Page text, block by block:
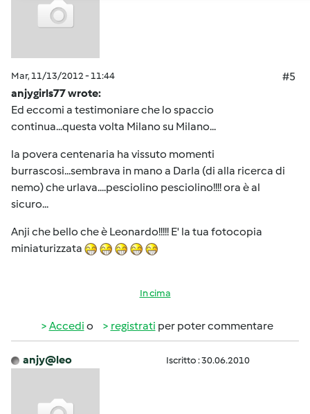
Mar, 11/13/2012 - 11:44
#5
anjygirls77 wrote:
Ed eccomi a testimoniare che lo spaccio
continua...questa volta Milano su Milano...
la povera centenaria ha vissuto momenti
burrascosi...sembrava in mano a Darla (di alla ricerca di
nemo) che urlava....pesciolino pesciolino!!!! ora è al
sicuro...
Anji che bello che è Leonardo!!!!! E' la tua fotocopia
miniaturizzata
In cima
Accedi o registrati per poter commentare
anjy@leo Iscritto : 30.06.2010